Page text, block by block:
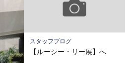
スタッフブログ
【ルーシー・リー展】へ